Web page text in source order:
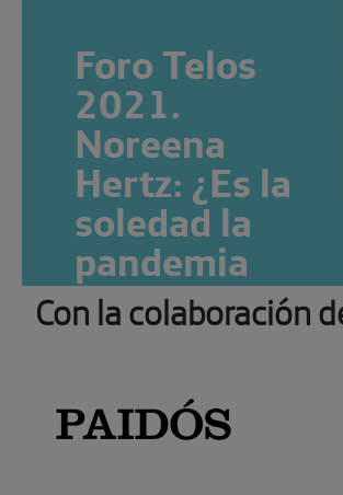
Foro Telos
2021.
Noreena
Hertz: ¿Es la
soledad la
pandemia
oculta del
siglo XXI?
SUSCRÍBETE Ver más
Con la colaboración